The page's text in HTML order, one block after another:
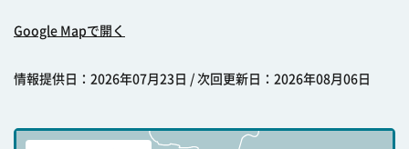
Google Mapで開く
情報提供日：2026年07月23日 / 次回更新日：2026年08月06日